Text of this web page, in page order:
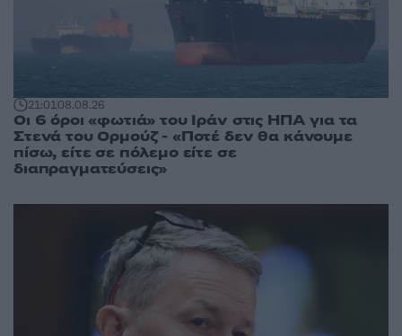
21:0108.08.26
Οι 6 όροι «φωτιά» του Ιράν στις ΗΠΑ για τα
Στενά του Ορμούζ - «Ποτέ δεν θα κάνουμε
πίσω, είτε σε πόλεμο είτε σε
διαπραγματεύσεις»